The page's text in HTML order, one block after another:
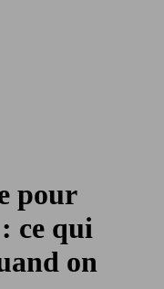
pour
ce qui
on